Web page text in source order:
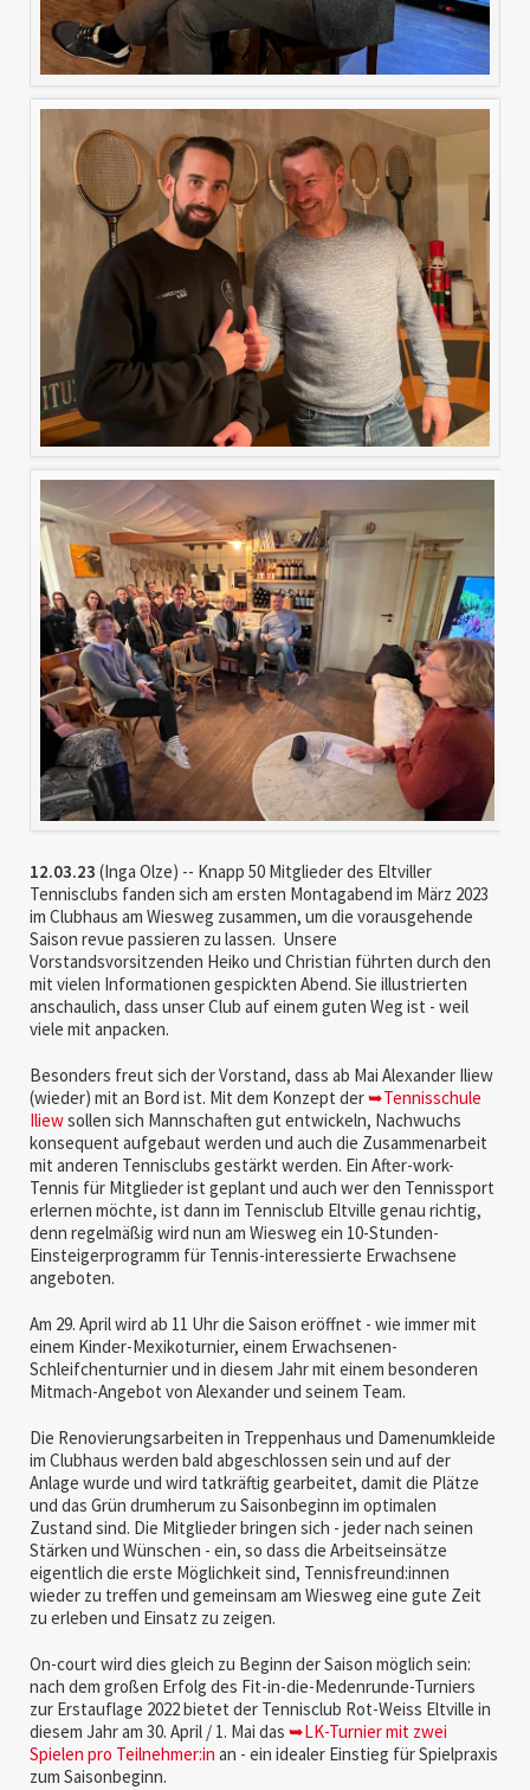
12.03.23 (Inga Olze) -- Knapp 50 Mitglieder des Eltviller
Tennisclubs fanden sich am ersten Montagabend im März 2023
im Clubhaus am Wiesweg zusammen, um die vorausgehende
Saison revue passieren zu lassen. Unsere
Vorstandsvorsitzenden Heiko und Christian führten durch den
mit vielen Informationen gespickten Abend. Sie illustrierten
anschaulich, dass unser Club auf einem guten Weg ist - weil
viele mit anpacken.
Besonders freut sich der Vorstand, dass ab Mai Alexander Iliew
(wieder) mit an Bord ist. Mit dem Konzept der➥Tennisschule
Iliewsollen sich Mannschaften gut entwickeln, Nachwuchs
konsequent aufgebaut werden und auch die Zusammenarbeit
mit anderen Tennisclubs gestärkt werden. Ein After-work-
Tennis für Mitglieder ist geplant und auch wer den Tennissport
erlernen möchte, ist dann im Tennisclub Eltville genau richtig,
denn regelmäßig wird nun am Wiesweg ein 10-Stunden-
Einsteigerprogramm für Tennis-interessierte Erwachsene
angeboten.
Am 29. April wird ab 11 Uhr die Saison eröffnet - wie immer mit
einem Kinder-Mexikoturnier, einem Erwachsenen-
Schleifchenturnier und in diesem Jahr mit einem besonderen
Mitmach-Angebot von Alexander und seinem Team.
Die Renovierungsarbeiten in Treppenhaus und Damenumkleide
im Clubhaus werden bald abgeschlossen sein und auf der
Anlage wurde und wird tatkräftig gearbeitet, damit die Plätze
und das Grün drumherum zu Saisonbeginn im optimalen
Zustand sind. Die Mitglieder bringen sich - jeder nach seinen
Stärken und Wünschen - ein, so dass die Arbeitseinsätze
eigentlich die erste Möglichkeit sind, Tennisfreund:innen
wieder zu treffen und gemeinsam am Wiesweg eine gute Zeit
zu erleben und Einsatz zu zeigen.
On-court wird dies gleich zu Beginn der Saison möglich sein:
nach dem großen Erfolg des Fit-in-die-Medenrunde-Turniers
zur Erstauflage 2022 bietet der Tennisclub Rot-Weiss Eltville in
diesem Jahr am 30. April / 1. Mai das ➥LK-Turnier mit zwei
Spielen pro Teilnehmer:in an - ein idealer Einstieg für Spielpraxis
zum Saisonbeginn.